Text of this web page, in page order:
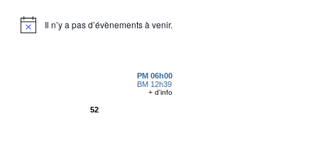
Il n’y a pas d’évènements à venir.